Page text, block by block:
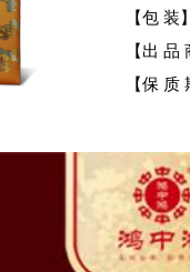
【包 装
【出
【保 质